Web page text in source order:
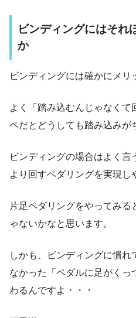
ビンディングにはそれ
か
ビンディングには確かにメリ
よく「踏み込むんじゃなくて
ペだとどうしても踏み込みが
ビンディングの場合はよく言
より回すペダリングを実現し
片足ペダリングをやってみ
ゃないかなと思います。
しかも、ビンディングに慣
なかった「ペダルに足がく
わるんですよ・・・